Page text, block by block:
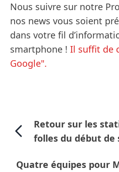
Nous suivre sur notre
nos news vous soient
dans votre fil
smartphone ! Il suffit de
Google".
Retour sur les
folles du début de
Quatre équipes pour